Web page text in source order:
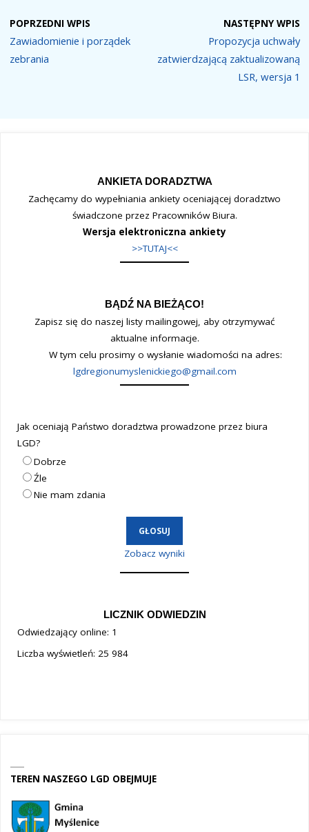
POPRZEDNI WPIS
Zawiadomienie i porządek
zebrania
NASTĘPNY WPIS
Propozycja uchwały
zatwierdzającą zaktualizowaną
LSR, wersja 1
ANKIETA DORADZTWA
Zachęcamy do wypełniania ankiety oceniającej doradztwo
świadczone przez Pracowników Biura.
Wersja elektroniczna ankiety
>>TUTAJ<<
BĄDŹ NA BIEŻĄCO!
Zapisz się do naszej listy mailingowej, aby otrzymywać
aktualne informacje.
W tym celu prosimy o wysłanie wiadomości na adres:
lgdregionumyslenickiego@gmail.com
Jak oceniają Państwo doradztwa prowadzone przez biura
LGD?
Dobrze
Źle
Nie mam zdania
Zobacz wyniki
LICZNIK ODWIEDZIN
Odwiedzający online: 1
Liczba wyświetleń: 25 984
TEREN NASZEGO LGD OBEJMUJE